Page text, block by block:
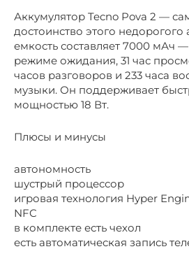
Аккумулятор Tecno Pova 2 —
достоинство этого недорогого
емкость составляет 7000 мАч
режиме ожидания, 31 час
часов разговоров и 233 часа
музыки. Он поддерживает
мощностью 18 Вт.
Плюсы и минусы
автономность
шустрый процессор
игровая технология Hyper
NFC
в комплекте есть чехол
есть автоматическая запись